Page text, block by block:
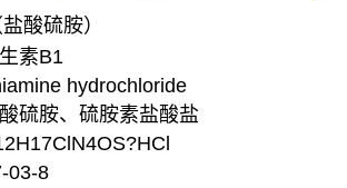
酸硫胺）
素B1
hydrochloride
硫胺、硫胺素盐酸盐
03-8